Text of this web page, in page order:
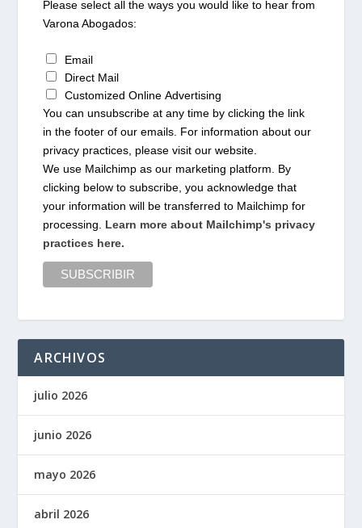
Please select all the ways you would like to hear from
Varona Abogados:
Email
Direct Mail
Customized Online Advertising
You can unsubscribe at any time by clicking the link
in the footer of our emails. For information about our
privacy practices, please visit our website.
We use Mailchimp as our marketing platform. By
clicking below to subscribe, you acknowledge that
your information will be transferred to Mailchimp for
processing. Learn more about Mailchimp's privacy
practices here.
ARCHIVOS
julio 2026
junio 2026
mayo 2026
abril 2026